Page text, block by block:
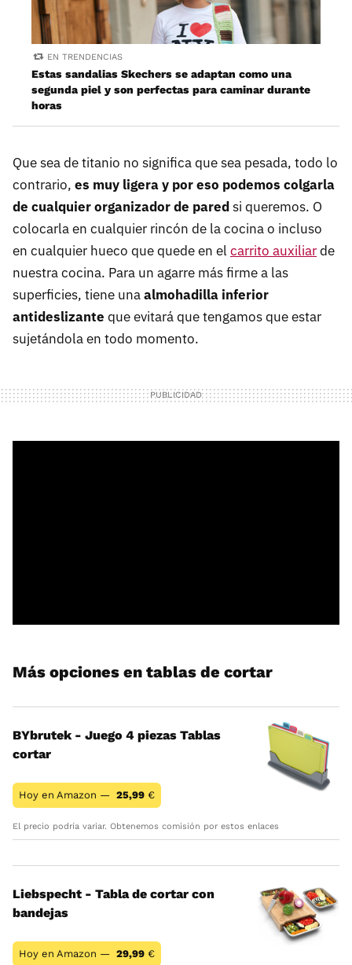
EN TRENDENCIAS
Estas sandalias Skechers se adaptan como una
segunda piel y son perfectas para caminar durante
horas
Que sea de titanio no significa que sea pesada, todo lo
contrario, es muy ligera y por eso podemos colgarla
de cualquier organizador de paredsi queremos. O
colocarla en cualquier rincón de la cocina o incluso
en cualquier hueco que quede en el carrito auxiliarde
nuestra cocina. Para un agarre más firme a las
superficies, tiene unaalmohadilla inferior
antideslizante que evitará que tengamos que estar
sujetándola en todo momento.
Más opciones en tablas de cortar
BYbrutek - Juego 4 piezas Tablas
cortar
Hoy en Amazon — 25,99 €
El precio podría variar. Obtenemos comisión por estos enlaces
Liebspecht - Tabla de cortar con
bandejas
Hoy en Amazon — 29,99 €